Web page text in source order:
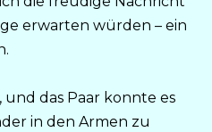
erwarten würden – ein
das Paar konnte es
in den Armen zu